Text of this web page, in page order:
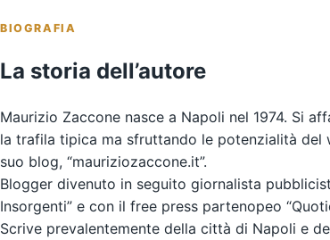
BIOGRAFIA
La storia dell’autore
Maurizio Zaccone nasce a Napoli nel 1974. Si
la trafila tipica ma sfruttando le potenzialità del
suo blog, “mauriziozaccone.it”.
Blogger divenuto in seguito giornalista
Insorgenti” e con il free press partenopeo
Scrive prevalentemente della città di Napoli e